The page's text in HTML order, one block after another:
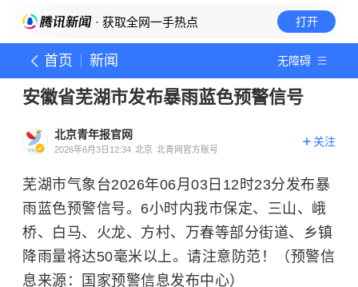
· 获取全网一手热点 打开
首页 新闻 无障碍
安徽省芜湖市发布暴雨蓝色预警信号
北京青年报官网
2026年6月3日12:34 北京 北青网官方账号
关注
芜湖市气象台2026年06月03日12时23分发布暴
雨蓝色预警信号。6小时内我市保定、三山、峨
桥、白马、火龙、方村、万春等部分街道、乡镇
降雨量将达50毫米以上。请注意防范！（预警信
息来源：国家预警信息发布中心）